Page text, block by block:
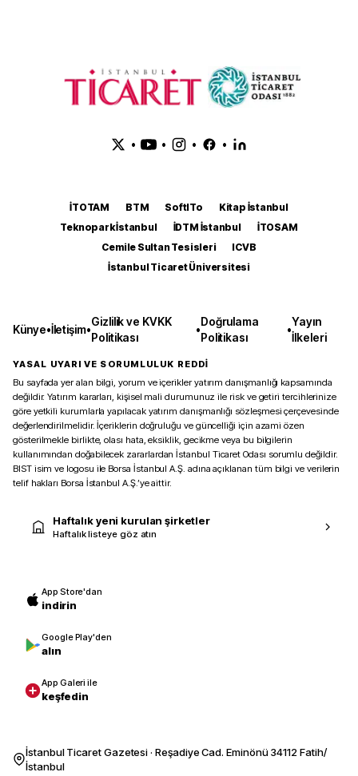
• • • •
İTOTAM BTM SoftITo
Kitap İstanbul
Teknopark İstanbul
İDTM İstanbul
İTOSAM
Cemile Sultan Tesisleri
ICVB
İstanbul Ticaret Üniversitesi
Künye•İletişim•
Gizlilik ve KVKK
Politikası
•
Doğrulama
Politikası
•
Yayın
İlkeleri
YASAL UYARI VE SORUMLULUK REDDİ
Bu sayfada yer alan bilgi, yorum ve içerikler yatırım danışmanlığı kapsamında
değildir. Yatırım kararları, kişisel mali durumunuz ile risk ve getiri tercihlerinize
göre yetkili kurumlarla yapılacak yatırım danışmanlığı sözleşmesi çerçevesinde
değerlendirilmelidir. İçeriklerin doğruluğu ve güncelliği için azami özen
gösterilmekle birlikte, olası hata, eksiklik, gecikme veya bu bilgilerin
kullanımından doğabilecek zararlardan İstanbul Ticaret Odası sorumlu değildir.
BIST isim ve logosu ile Borsa İstanbul A.Ş. adına açıklanan tüm bilgi ve verilerin
telif hakları Borsa İstanbul A.Ş.’ye aittir.
Haftalık yeni kurulan şirketler
Haftalık listeye göz atın
App Store'dan
indirin
Google Play'den
alın
App Galeri ile
keşfedin
İstanbul Ticaret Gazetesi · Reşadiye Cad. Eminönü 34112 Fatih/
İstanbul